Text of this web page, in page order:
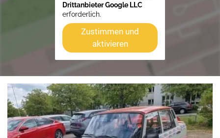
Drittanbieter Google LLC
erforderlich.
Zustimmen und
aktivieren